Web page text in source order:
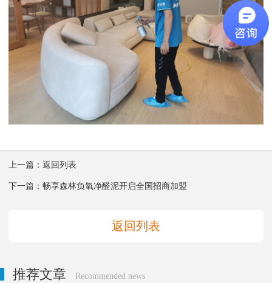
上一篇： 返回列表
下一篇： 畅享森林负氧净醛泥开启全国招商加盟
返回列表
推荐文章 Recommended news